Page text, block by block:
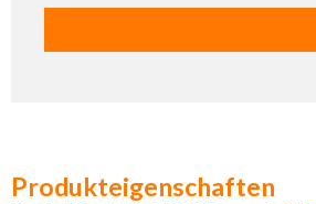
Produkteigenschaften